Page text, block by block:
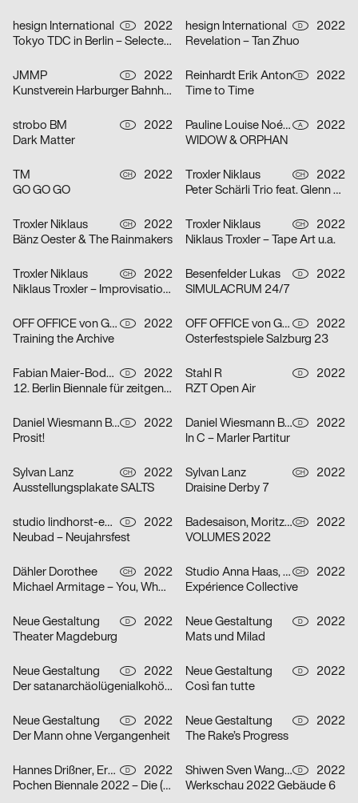
hesign International D
2022
Tokyo TDC in Berlin – Selected artworks of the Tokyo TDC annual awards 2021 & 2022
hesign International D
2022
Revelation – Tan Zhuo
JMMP D
2022
Kunstverein Harburger Bahnhof
Reinhardt Erik Anton D
2022
Time to Time
strobo BM D
2022
Dark Matter
Pauline Louise Noémi Jocher A
2022
WIDOW & ORPHAN
TM CH
2022
GO GO GO
Troxler Niklaus CH
2022
Peter Schärli Trio feat. Glenn Ferris
Troxler Niklaus CH
2022
Bänz Oester & The Rainmakers
Troxler Niklaus CH
2022
Niklaus Troxler – Tape Art u.a.
Troxler Niklaus CH
2022
Niklaus Troxler – Improvisationen
Besenfelder Lukas D
2022
SIMULACRUM 24/7
OFF OFFICE von Gross Lingemann GbR D
2022
Training the Archive
OFF OFFICE von Gross Lingemann GbR D
2022
Osterfestspiele Salzburg 23
Fabian Maier-Bode, Martin Wecke D
2022
12. Berlin Biennale für zeitgenössische Kunst
Stahl R D
2022
RZT Open Air
Daniel Wiesmann Büro für Gestaltung, Radziejewski Robert D
2022
Prosit!
Daniel Wiesmann Büro für Gestaltung D
2022
In C – Marler Partitur
Sylvan Lanz CH
2022
Ausstellungsplakate SALTS
Sylvan Lanz CH
2022
Draisine Derby 7
studio lindhorst-emme+hinrichs, Momo Egli D
2022
Neubad – Neujahrsfest
Badesaison, Moritz Furger CH
2022
VOLUMES 2022
Dähler Dorothee CH
2022
Michael Armitage – You, Who are Still Alive
Studio Anna Haas, Gina Burri CH
2022
Expérience Collective
Neue Gestaltung D
2022
Theater Magdeburg
Neue Gestaltung D
2022
Mats und Milad
Neue Gestaltung D
2022
Der satanarchäolügenialkohöllische Wunschpunsch
Neue Gestaltung D
2022
Così fan tutte
Neue Gestaltung D
2022
Der Mann ohne Vergangenheit
Neue Gestaltung D
2022
The Rake’s Progress
Hannes Drißner, Erkan Elias D
2022
Pochen Biennale 2022 – Die (neue) Vermessung der Welt
Shiwen Sven Wang, Breidenich Friedrich D
2022
Werkschau 2022 Gebäude 6